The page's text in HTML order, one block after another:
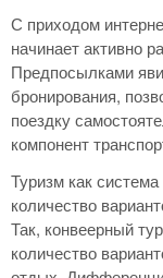
С приходом
начинает активно
Предпосылками
бронирования,
поездку
компонент
Туризм как
количество
Так, конвеерный
количество